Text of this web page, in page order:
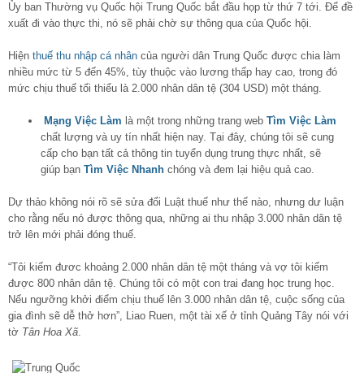
Ủy ban Thường vụ Quốc hội Trung Quốc bắt đầu họp từ thứ 7 tới. Để đề
xuất đi vào thực thi, nó sẽ phải chờ sự thông qua của Quốc hội.
Hiện thuế thu nhập cá nhân của người dân Trung Quốc được chia làm
nhiều mức từ 5 đến 45%, tùy thuộc vào lương thấp hay cao, trong đó
mức chịu thuế tối thiểu là 2.000 nhân dân tệ (304 USD) một tháng.
Mạng Việc Làm là một trong những trang web Tìm Việc Làm
chất lượng và uy tín nhất hiện nay. Tại đây, chúng tôi sẽ cung
cấp cho bạn tất cả thông tin tuyển dụng trung thực nhất, sẽ
giúp bạn Tìm Việc Nhanh chóng và đem lại hiệu quả cao.
Dự thảo không nói rõ sẽ sửa đổi Luật thuế như thế nào, nhưng dư luận
cho rằng nếu nó được thông qua, những ai thu nhập 3.000 nhân dân tệ
trở lên mới phải đóng thuế.
“Tôi kiếm đươc khoảng 2.000 nhân dân tệ một tháng và vợ tôi kiếm
được 800 nhân dân tệ. Chúng tôi có một con trai đang học trung học.
Nếu ngưỡng khởi điểm chịu thuế lên 3.000 nhân dân tệ, cuộc sống của
gia đình sẽ dễ thở hơn”, Liao Ruen, một tài xế ở tỉnh Quảng Tây nói với
tờ Tân Hoa Xã.